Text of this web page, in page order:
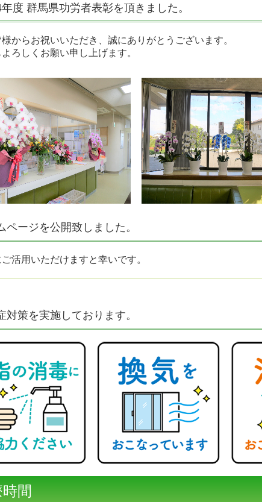
度 群馬県功労者表彰を頂きました。
からお祝いいただき、誠にありがとうございます。
ろしくお願い申し上げます。
ページを公開致しました。
活用いただけますと幸いです。
対策を実施しております。
間